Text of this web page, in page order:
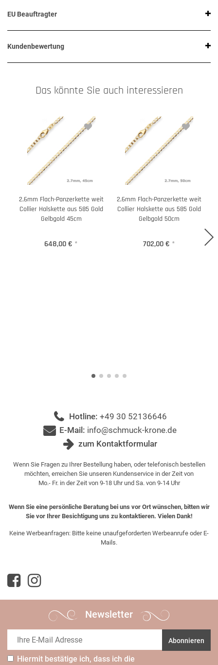
EU Beauftragter
Kundenbewertung
Das könnte Sie auch interessieren
2,6mm Flach-Panzerkette weit
Collier Halskette aus 585 Gold
Gelbgold 45cm
648,00 € *
2,6mm Flach-Panzerkette weit
Collier Halskette aus 585 Gold
Gelbgold 50cm
702,00 € *
Hotline: +49 30 52136646
E-Mail: info@schmuck-krone.de
zum Kontaktformular
Wenn Sie Fragen zu Ihrer Bestellung haben, oder telefonisch bestellen
möchten, erreichen Sie unseren Kundenservice in der Zeit von
Mo.- Fr. in der Zeit von 9-18 Uhr und Sa. von 9-14 Uhr
Wenn Sie eine persönliche Beratung bei uns vor Ort wünschen, bitten wir
Sie vor Ihrer Besichtigung uns zu kontaktieren. Vielen Dank!
Keine Werbeanfragen: Bitte keine unaufgeforderten Werbeanrufe oder E-
Mails.
Newsletter
Abonnieren
Hiermit bestätige ich, dass ich die